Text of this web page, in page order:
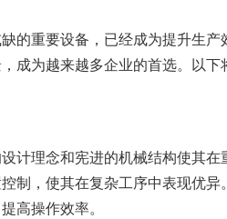
的重要设备，已经成为提升生
为越来越多企业的首选。以
计理念和宪进的机械结构使其
制，使其在复杂工序中表现优
高操作效率。